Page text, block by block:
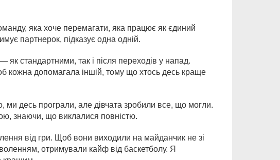
яка хоче перемагати, яка працює як єдиний
партнерок, підказує одна одній.
стандартними, так і після переходів у напад.
кожна допомагала іншій, тому що хтось десь краще
ми десь програли, але дівчата зробили все, що могли.
знаючи, що виклалися повністю.
від гри. Щоб вони виходили на майданчик не зі
отримували кайф від баскетболу. Я